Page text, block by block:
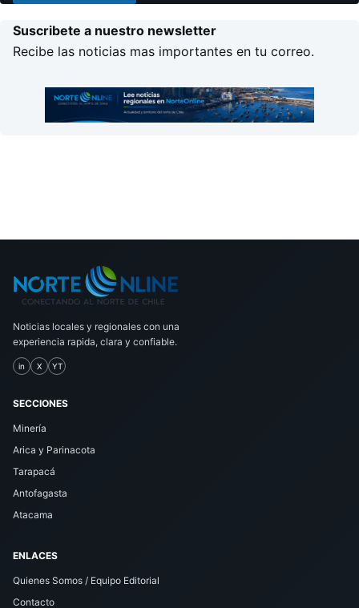
Suscribete a nuestro newsletter
Recibe las noticias mas importantes en tu correo.
Noticias locales y regionales con una
experiencia rapida, clara y confiable.
in X YT
SECCIONES
Minería
Arica y Parinacota
Tarapacá
Antofagasta
Atacama
ENLACES
Quienes Somos / Equipo Editorial
Contacto